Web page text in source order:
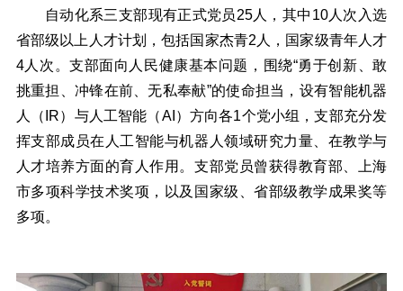
自动化系三支部现有正式党员25人，其中10人次入选
省部级以上人才计划，包括国家杰青2人，国家级青年人才
4人次。支部面向人民健康基本问题，围绕“勇于创新、敢
挑重担、冲锋在前、无私奉献”的使命担当，设有智能机器
人（IR）与人工智能（AI）方向各1个党小组，支部充分发
挥支部成员在人工智能与机器人领域研究力量、在教学与
人才培养方面的育人作用。支部党员曾获得教育部、上海
市多项科学技术奖项，以及国家级、省部级教学成果奖等
多项。